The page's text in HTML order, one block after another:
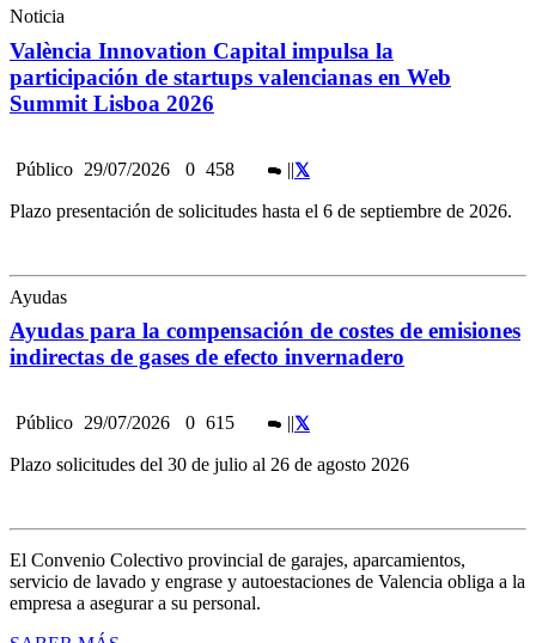
Noticia
València Innovation Capital impulsa la
participación de startups valencianas en Web
Summit Lisboa 2026
Público 29/07/2026 0 458 ||
Plazo presentación de solicitudes hasta el 6 de septiembre de 2026.
Ayudas
Ayudas para la compensación de costes de emisiones
indirectas de gases de efecto invernadero
Público 29/07/2026 0 615 ||
Plazo solicitudes del 30 de julio al 26 de agosto 2026
El Convenio Colectivo provincial de garajes, aparcamientos,
servicio de lavado y engrase y autoestaciones de Valencia obliga a la
empresa a asegurar a su personal.